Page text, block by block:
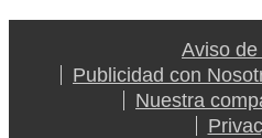
Aviso
Publicidad con
Nuestra